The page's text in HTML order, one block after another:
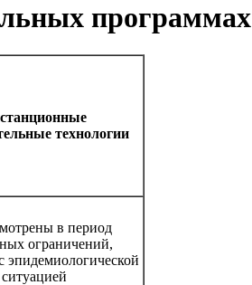
программах
технологии
в период
ограничений,
эпидемиологической
ситуацией